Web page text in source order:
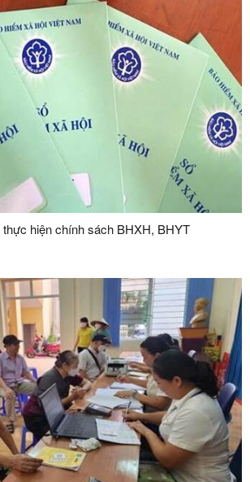
hiện chính sách BHXH, BHYT